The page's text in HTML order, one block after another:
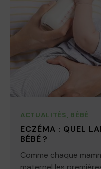
ACTUALITÉS, BÉBÉ
ECZÉMA : QUEL
BÉBÉ ?
Comme chaque